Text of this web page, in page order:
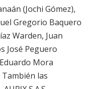
(Jochi Gómez),
Gregorio Baquero
Warden, Juan
José Peguero
Mora
También las